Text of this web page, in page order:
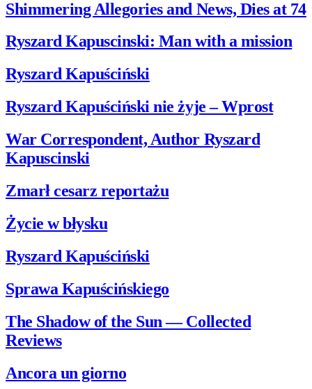
Shimmering Allegories and News, Dies at 74
Ryszard Kapuscinski: Man with a mission
Ryszard Kapuściński
Ryszard Kapuściński nie żyje – Wprost
War Correspondent, Author Ryszard
Kapuscinski
Zmarł cesarz reportażu
Życie w błysku
Ryszard Kapuściński
Sprawa Kapuścińskiego
The Shadow of the Sun — Collected
Reviews
Ancora un giorno